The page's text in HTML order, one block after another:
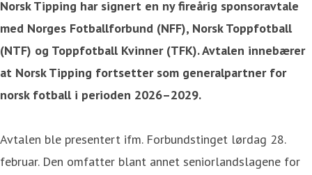
Norsk Tipping har signert en ny fireårig sponsoravtale
med Norges Fotballforbund (NFF), Norsk Toppfotball
(NTF) og Toppfotball Kvinner (TFK). Avtalen innebærer
at Norsk Tipping fortsetter som generalpartner for
norsk fotball i perioden 2026–2029.
Avtalen ble presentert ifm. Forbundstinget lørdag 28.
februar. Den omfatter blant annet seniorlandslagene for